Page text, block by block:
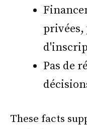
Pas de
These facts